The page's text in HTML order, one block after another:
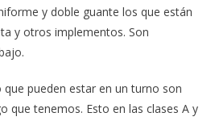
y doble guante los que están
y otros implementos. Son
pueden estar en un turno son
que tenemos. Esto en las clases A y